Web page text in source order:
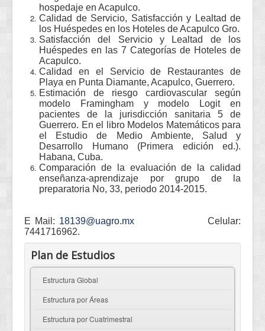
hospedaje en Acapulco.
Calidad de Servicio, Satisfacción y Lealtad de
los Huéspedes en los Hoteles de Acapulco Gro.
Satisfacción del Servicio y Lealtad de los
Huéspedes en las 7 Categorías de Hoteles de
Acapulco.
Calidad en el Servicio de Restaurantes de
Playa en Punta Diamante, Acapulco, Guerrero.
Estimación de riesgo cardiovascular según
modelo Framingham y modelo Logit en
pacientes de la jurisdicción sanitaria 5 de
Guerrero. En el libro Modelos Matemáticos para
el Estudio de Medio Ambiente, Salud y
Desarrollo Humano (Primera edición ed.).
Habana, Cuba.
Comparación de la evaluación de la calidad
enseñanza-aprendizaje por grupo de la
preparatoria No, 33, periodo 2014-2015.
E Mail: 18139@uagro.mxCelular:
7441716962.
Plan de Estudios
Estructura Global
Estructura por Áreas
Estructura por Cuatrimestral